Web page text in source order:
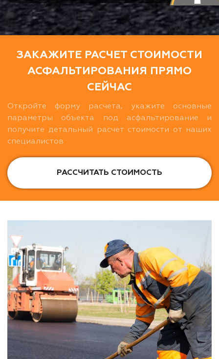
ЗАКАЖИТЕ РАСЧЕТ СТОИМОСТИ
АСФАЛЬТИРОВАНИЯ ПРЯМО
СЕЙЧАС
Откройте форму расчета, укажите основные
параметры объекта под асфальтирование и
получите детальный расчет стоимости от наших
специалистов
РАССЧИТАТЬ СТОИМОСТЬ